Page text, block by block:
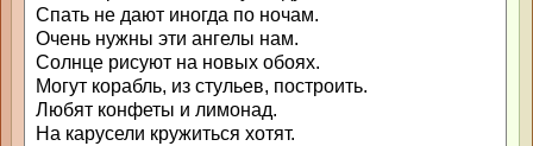
Спать не дают иногда по ночам.
Очень нужны эти ангелы нам.
Солнце рисуют на новых обоях.
Могут корабль, из стульев, построить.
Любят конфеты и лимонад.
На карусели кружиться хотят.